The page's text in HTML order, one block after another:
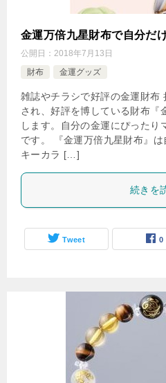
金運万倍九星財布で自分だ
公開日： 2018年7月13日
財布
金運グッズ
雑誌やチラシで好評の金運財布
され、好評を博している財布『
します。自分の金運にぴったり
です。 『金運万倍九星財布』
キーカラ […]
続きを
Tweet 0